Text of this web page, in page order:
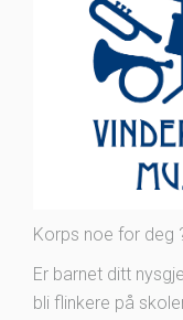
Korps noe for deg
Er barnet ditt
bli flinkere på